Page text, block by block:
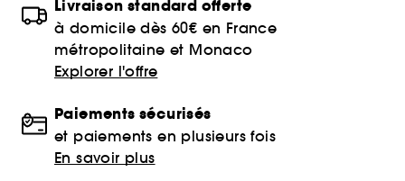
Livraison standard offerte
à domicile dès 60€ en France
métropolitaine et Monaco
Explorer l'offre
Paiements sécurisés
et paiements en plusieurs fois
En savoir plus